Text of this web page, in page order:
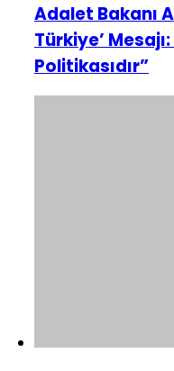
Adalet Bakanı
Türkiye’
Politikasıdır”